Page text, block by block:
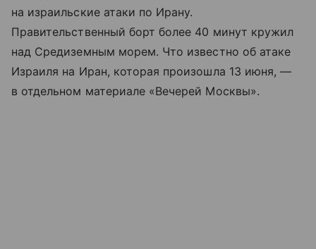
на израильские атаки по Ирану.
Правительственный борт более 40 минут кружил
над Средиземным морем. Что известно об атаке
Израиля на Иран, которая произошла 13 июня, —
в отдельном материале «Вечерей Москвы».